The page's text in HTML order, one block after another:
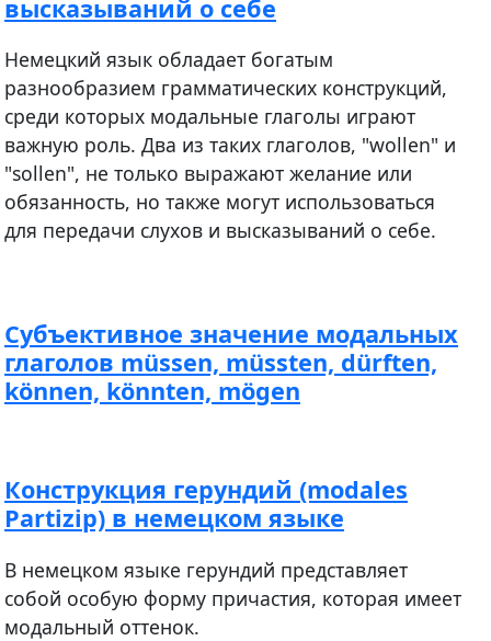
высказываний о себе
Немецкий язык обладает богатым
разнообразием грамматических конструкций,
среди которых модальные глаголы играют
важную роль. Два из таких глаголов, "wollen" и
"sollen", не только выражают желание или
обязанность, но также могут использоваться
для передачи слухов и высказываний о себе.
Субъективное значение модальных
глаголов müssen, müssten, dürften,
können, könnten, mögen
Конструкция герундий (modales
Partizip) в немецком языке
В немецком языке герундий представляет
собой особую форму причастия, которая имеет
модальный оттенок.